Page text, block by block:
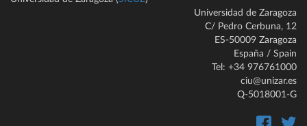
Universidad de Zaragoza
C/ Pedro Cerbuna, 12
ES-50009 Zaragoza
España / Spain
Tel: +34 976761000
ciu@unizar.es
Q-5018001-G